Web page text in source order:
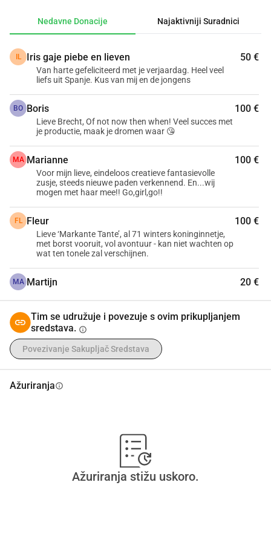
podržati svojom umjetničkom stručnošću ..Crowdfunding
iznajmljivanje kazališta, uključujući svjetlo i zvuk
produkcijsku i probnu podrškuTvojim doprinosom
samo da podržavaš predstavu, već i ženu koja u svojoj 70.
godini još uvijek hrabro bira stvaranje i slobodu.Hvala ti što
omogućavaš NIVEA
Nedavne Donacije Najaktivniji Suradnici
IL Iris gaje piebe en lieven 50 €
Van harte gefeliciteerd met je verjaardag. Heel veel
liefs uit Spanje. Kus van mij en de jongens
BO Boris 100 €
Lieve Brecht, Of not now then when! Veel succes met
je productie, maak je dromen waar 😘
MA Marianne 100 €
Voor mijn lieve, eindeloos creatieve fantasievolle
zusje, steeds nieuwe paden verkennend. En...wij
mogen met haar mee!! Go,girl,go!!
FL Fleur 100 €
Lieve ‘Markante Tante’, al 71 winters koninginnetje,
met borst vooruit, vol avontuur - kan niet wachten op
wat ten tonele zal verschijnen.
MA Martijn 20 €
Tim se udružuje i povezuje s ovim prikupljanjem
sredstava. info
Povezivanje Sakupljač Sredstava
Ažuriranjainfo
Ažuriranja stižu uskoro.